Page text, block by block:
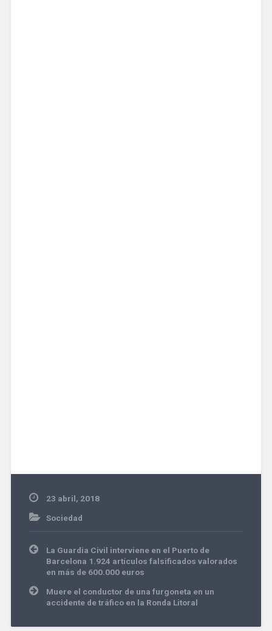
23 abril, 2018
Sociedad
Navegación
de
entradas
La Guardia Civil interviene en el Puerto de
Barcelona 1.924 artículos falsificados valorados
en más de 600.000 euros
Muere el conductor de una furgoneta en un
accidente de tráfico en la Ronda Litoral